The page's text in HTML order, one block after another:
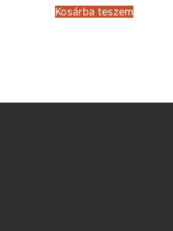
45.809 Ft.
Kosárba teszem